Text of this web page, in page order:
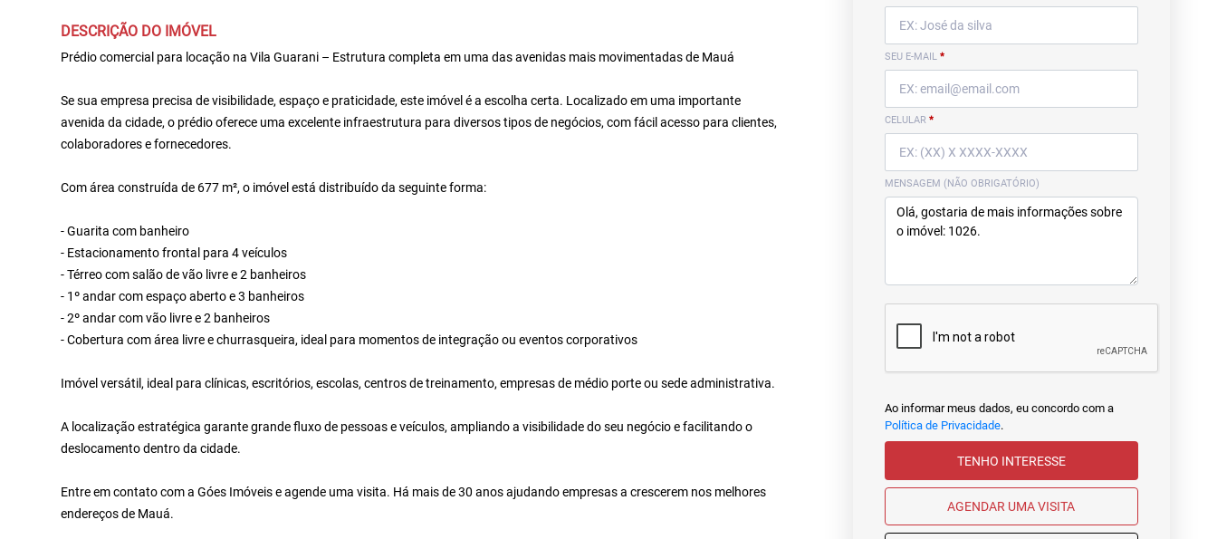
DESCRIÇÃO DO IMÓVEL
Prédio comercial para locação na Vila Guarani – Estrutura completa em uma das avenidas mais movimentadas de Mauá
Se sua empresa precisa de visibilidade, espaço e praticidade, este imóvel é a escolha certa. Localizado em uma importante
avenida da cidade, o prédio oferece uma excelente infraestrutura para diversos tipos de negócios, com fácil acesso para clientes,
colaboradores e fornecedores.
Com área construída de 677 m², o imóvel está distribuído da seguinte forma:
- Guarita com banheiro
- Estacionamento frontal para 4 veículos
- Térreo com salão de vão livre e 2 banheiros
- 1º andar com espaço aberto e 3 banheiros
- 2º andar com vão livre e 2 banheiros
- Cobertura com área livre e churrasqueira, ideal para momentos de integração ou eventos corporativos
Imóvel versátil, ideal para clínicas, escritórios, escolas, centros de treinamento, empresas de médio porte ou sede administrativa.
A localização estratégica garante grande fluxo de pessoas e veículos, ampliando a visibilidade do seu negócio e facilitando o
deslocamento dentro da cidade.
Entre em contato com a Góes Imóveis e agende uma visita. Há mais de 30 anos ajudando empresas a crescerem nos melhores
endereços de Mauá.
SEU E-MAIL *
CELULAR *
MENSAGEM (NÃO OBRIGATÓRIO)
Ao informar meus dados, eu concordo com a
Política de Privacidade.
TENHO INTERESSE
AGENDAR UMA VISITA